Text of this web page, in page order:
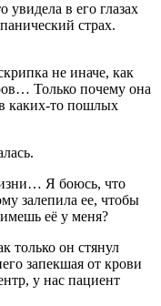
увидела в его глазах
страх.
не иначе, как
Только почему она
каких-то пошлых
Я боюсь, что
залепила ее, чтобы
её у меня?
только он стянул
запекшая от крови
у нас пациент